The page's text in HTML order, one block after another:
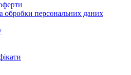
обробки персональних даних